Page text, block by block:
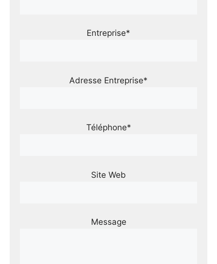
Entreprise*
Adresse Entreprise*
Téléphone*
Site Web
Message